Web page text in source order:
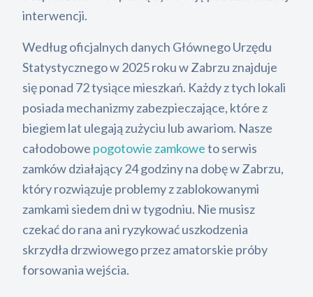
interwencji.
Według oficjalnych danych Głównego Urzędu
Statystycznego w 2025 roku w Zabrzu znajduje
się ponad 72 tysiące mieszkań. Każdy z tych lokali
posiada mechanizmy zabezpieczające, które z
biegiem lat ulegają zużyciu lub awariom. Nasze
całodobowe pogotowie zamkoweto serwis
zamków działający 24 godziny na dobę w Zabrzu,
który rozwiązuje problemy z zablokowanymi
zamkami siedem dni w tygodniu. Nie musisz
czekać do rana ani ryzykować uszkodzenia
skrzydła drzwiowego przez amatorskie próby
forsowania wejścia.